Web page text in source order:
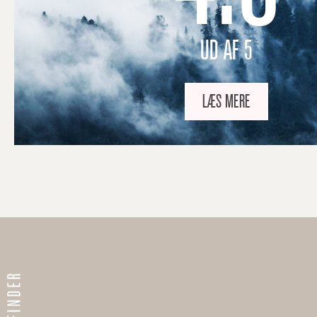
UD AF 5
LÆS MERE